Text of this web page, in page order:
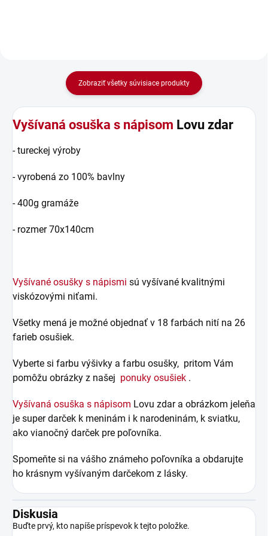
Zobraziť všetky súvisiace produkty
Vyšívaná osuška s nápisom Lovu zdar
- tureckej výroby
- vyrobená zo 100% bavlny
- 400g gramáže
- rozmer 70x140cm
Vyšívané osušky s nápismi sú vyšívané kvalitnými
viskózovými niťami.
Všetky mená je možné objednať v 18 farbách nití na 26
farieb osušiek.
Vyberte si farbu výšivky a farbu osušky, pritom Vám
pomôžu obrázky z našej ponuky osušiek .
Vyšívaná osuška s nápisom Lovu zdar a obrázkom jeleňa
je super darček k meninám i k narodeninám, k sviatku,
ako vianočný darček pre poľovníka.
Spomeňte si na vášho známeho poľovníka a obdarujte
ho krásnym vyšívaným darčekom z lásky.
Diskusia
Buďte prvý, kto napíše príspevok k tejto položke.